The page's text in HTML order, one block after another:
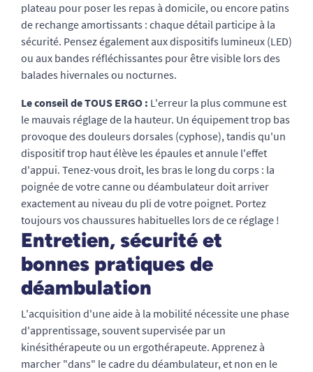
plateau pour poser les repas à domicile, ou encore patins
de rechange amortissants : chaque détail participe à la
sécurité. Pensez également aux dispositifs lumineux (LED)
ou aux bandes réfléchissantes pour être visible lors des
balades hivernales ou nocturnes.
Le conseil de TOUS ERGO : L'erreur la plus commune est
le mauvais réglage de la hauteur. Un équipement trop bas
provoque des douleurs dorsales (cyphose), tandis qu'un
dispositif trop haut élève les épaules et annule l'effet
d'appui. Tenez-vous droit, les bras le long du corps : la
poignée de votre canne ou déambulateur doit arriver
exactement au niveau du pli de votre poignet. Portez
toujours vos chaussures habituelles lors de ce réglage !
Entretien, sécurité et
bonnes pratiques de
déambulation
L'acquisition d'une aide à la mobilité nécessite une phase
d'apprentissage, souvent supervisée par un
kinésithérapeute ou un ergothérapeute. Apprenez à
marcher "dans" le cadre du déambulateur, et non en le